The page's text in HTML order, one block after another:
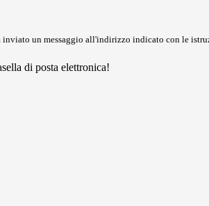
inviato un messaggio all'indirizzo indicato con le
di posta elettronica!